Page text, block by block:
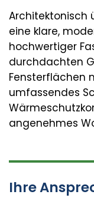
Architektonisch
eine klare,
hochwertiger
durchdachten
Fensterflächen
umfassendes
angenehmes
Ihre